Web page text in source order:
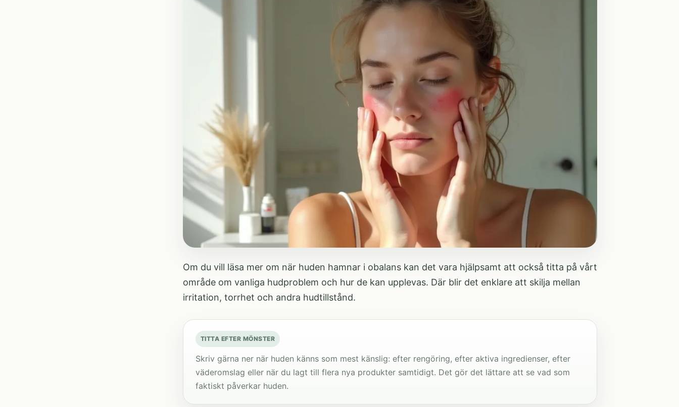
Om du vill läsa mer om när huden hamnar i obalans kan det vara hjälpsamt att också titta på vårt
område om vanliga hudproblem och hur de kan upplevas. Där blir det enklare att skilja mellan
irritation, torrhet och andra hudtillstånd.
TITTA EFTER MÖNSTER
Skriv gärna ner när huden känns som mest känslig: efter rengöring, efter aktiva ingredienser, efter
väderomslag eller när du lagt till flera nya produkter samtidigt. Det gör det lättare att se vad som
faktiskt påverkar huden.